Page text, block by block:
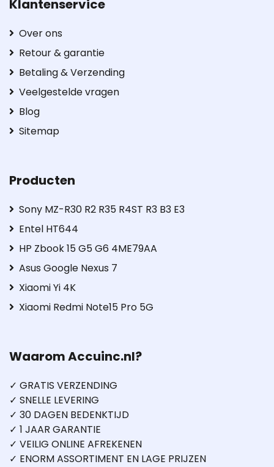
Klantenservice
Over ons
Retour & garantie
Betaling & Verzending
Veelgestelde vragen
Blog
Sitemap
Producten
Sony MZ-R30 R2 R35 R4ST R3 B3 E3
Entel HT644
HP Zbook 15 G5 G6 4ME79AA
Asus Google Nexus 7
Xiaomi Yi 4K
Xiaomi Redmi Note15 Pro 5G
Waarom Accuinc.nl?
✓ GRATIS VERZENDING
✓ SNELLE LEVERING
✓ 30 DAGEN BEDENKTIJD
✓ 1 JAAR GARANTIE
✓ VEILIG ONLINE AFREKENEN
✓ ENORM ASSORTIMENT EN LAGE PRIJZEN